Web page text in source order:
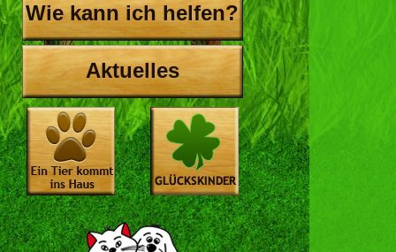
Wie kann ich helfen?
Aktuelles